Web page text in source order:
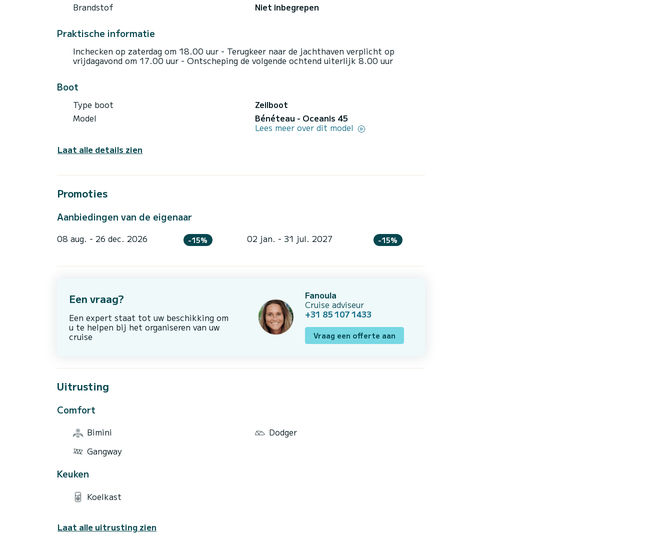
Brandstof
Niet inbegrepen
Praktische informatie
Inchecken op zaterdag om 18.00 uur - Terugkeer naar de jachthaven verplicht op
vrijdagavond om 17.00 uur - Ontscheping de volgende ochtend uiterlijk 8.00 uur
Boot
Type boot
Zeilboot
Model
Bénéteau - Oceanis 45
Lees meer over dit model
Laat alle details zien
Promoties
Aanbiedingen van de eigenaar
08 aug. - 26 dec. 2026 -15% 02 jan. - 31 jul. 2027 -15%
Een vraag?
Een expert staat tot uw beschikking om
u te helpen bij het organiseren van uw
cruise
Fanoula
Cruise adviseur
+31 85 107 1433
Vraag een offerte aan
Uitrusting
Comfort
Bimini
Dodger
Gangway
Keuken
Koelkast
Laat alle uitrusting zien